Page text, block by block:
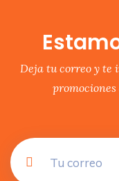
Deja tu correo y te